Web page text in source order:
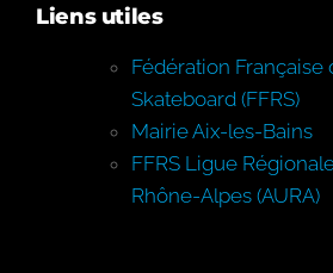
Liens utiles
Fédération Française
Skateboard (FFRS)
Mairie Aix-les-Bains
FFRS Ligue
Rhône-Alpes (AURA)